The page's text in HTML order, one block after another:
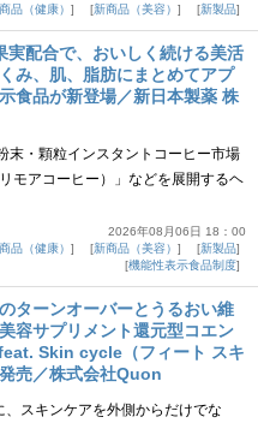
品（健康） 新商品（美容） 新製品
実配合で、おいしく続ける美活
み、肌、脂肪にまとめてアプ
食品が新登場／新日本製薬 株
末・顆粒インスタントコーヒー市場
モアコーヒー）」などを展開するヘ
2026年08月06日 18：00
品（健康） 新商品（美容）
新製品
機能性表示食品制度
ターンオーバーとうるおい維
容サプリメント還元型コエン
Skin cycle（フィート スキ
売／株式会社Quon
スキンケアを外側からだけでな